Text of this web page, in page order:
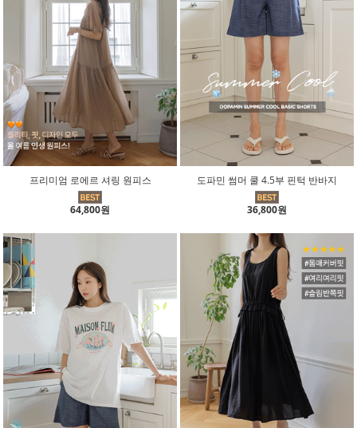
프리미엄 로에르 셔링 원피스
64,800원
도파민 썸머 쿨 4.5부 핀턱 반바지
36,800원